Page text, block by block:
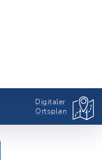
Digitaler
Ortsplan